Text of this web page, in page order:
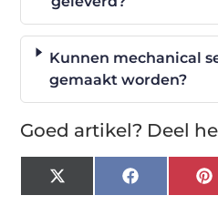
Kunnen mechanical
gemaakt worden?
Goed artikel? Deel
X
(Twitter)
Facebook